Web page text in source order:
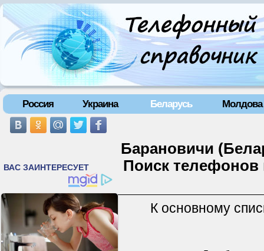
Россия Украина Беларусь Молдова
Барановичи
Поиск
К основному